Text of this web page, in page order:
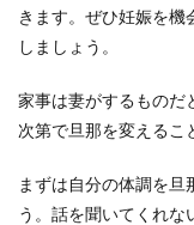
きます。ぜひ妊娠を機
しましょう。
家事は妻がするものだ
次第で旦那を変えるこ
まずは自分の体調を旦
う。話を聞いてくれな